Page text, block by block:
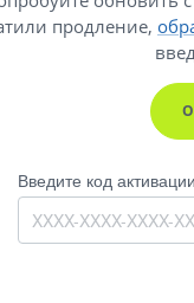
продление,
Введите код активации